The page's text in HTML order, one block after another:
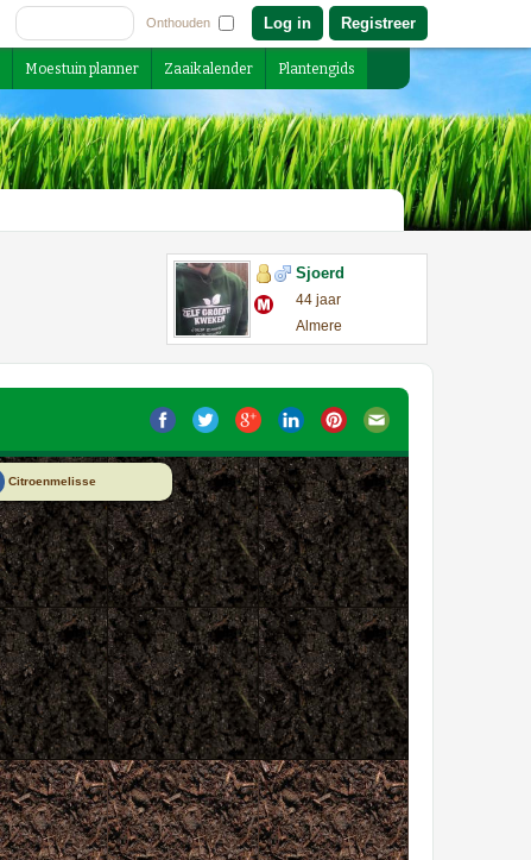
Onthouden Registreer
Moestuin planner Zaaikalender Plantengids
Sjoerd
44 jaar
Almere
Citroenmelisse